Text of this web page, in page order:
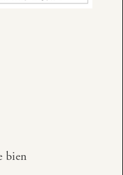
bien